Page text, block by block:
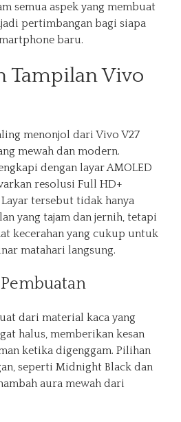
semua aspek yang membuat
pertimbangan bagi siapa
baru.
Tampilan Vivo
menonjol dari Vivo V27
mewah dan modern.
dengan layar AMOLED
resolusi Full HD+
tersebut tidak hanya
yang tajam dan jernih, tetapi
kecerahan yang cukup untuk
matahari langsung.
dari material kaca yang
halus, memberikan kesan
ketika digenggam. Pilihan
seperti Midnight Black dan
aura mewah dari